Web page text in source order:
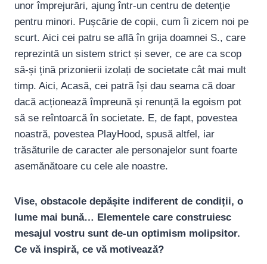
unor împrejurări, ajung într-un centru de detenție
pentru minori. Pușcărie de copii, cum îi zicem noi pe
scurt. Aici cei patru se află în grija doamnei S., care
reprezintă un sistem strict și sever, ce are ca scop
să-și țină prizonierii izolați de societate cât mai mult
timp. Aici, Acasă, cei patră își dau seama că doar
dacă acționează împreună și renunță la egoism pot
să se reîntoarcă în societate. E, de fapt, povestea
noastră, povestea PlayHood, spusă altfel, iar
trăsăturile de caracter ale personajelor sunt foarte
asemănătoare cu cele ale noastre.
Vise, obstacole depășite indiferent de condiții, o
lume mai bună… Elementele care construiesc
mesajul vostru sunt de-un optimism molipsitor.
Ce vă inspiră, ce vă motivează?